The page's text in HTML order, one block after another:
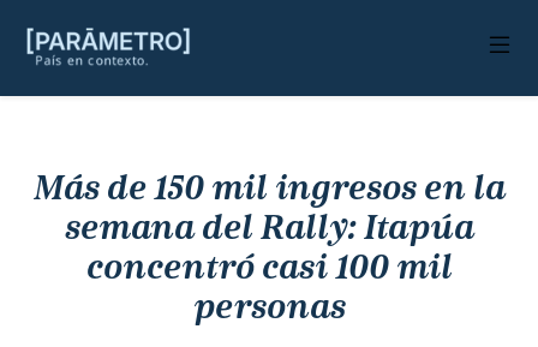
Más de 150 mil ingresos en la
semana del Rally: Itapúa
concentró casi 100 mil
personas